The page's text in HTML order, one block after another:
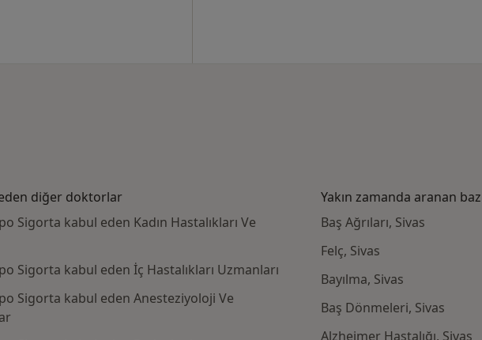
diğer doktorlar
Sigorta kabul eden Kadın Hastalıkları Ve
Sigorta kabul eden İç Hastalıkları Uzmanları
Sigorta kabul eden Anesteziyoloji Ve
Yakın zamanda aranan
Baş Ağrıları, Sivas
Felç, Sivas
Bayılma, Sivas
Baş Dönmeleri, Sivas
Alzheimer Hastalığı, Sivas